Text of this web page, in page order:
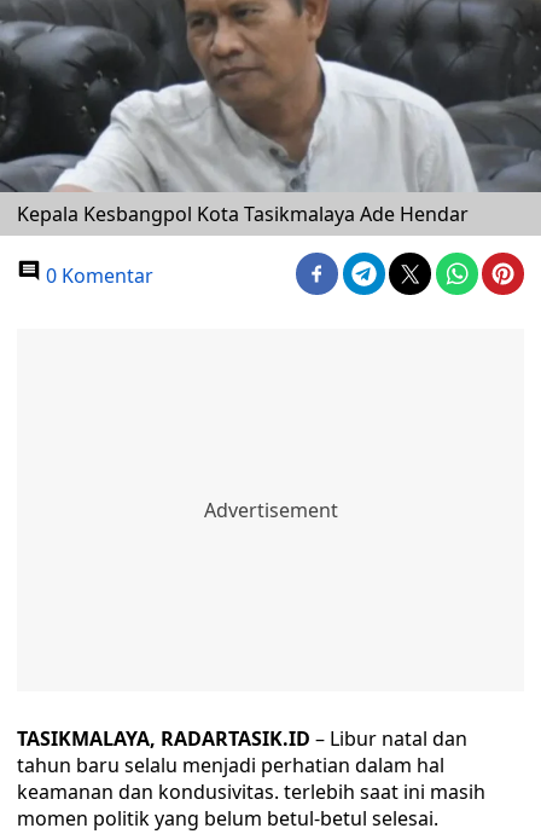
Kepala Kesbangpol Kota Tasikmalaya Ade Hendar
0 Komentar
TASIKMALAYA, RADARTASIK.ID – Libur natal dan
tahun baru selalu menjadi perhatian dalam hal
keamanan dan kondusivitas. terlebih saat ini masih
momen politik yang belum betul-betul selesai.